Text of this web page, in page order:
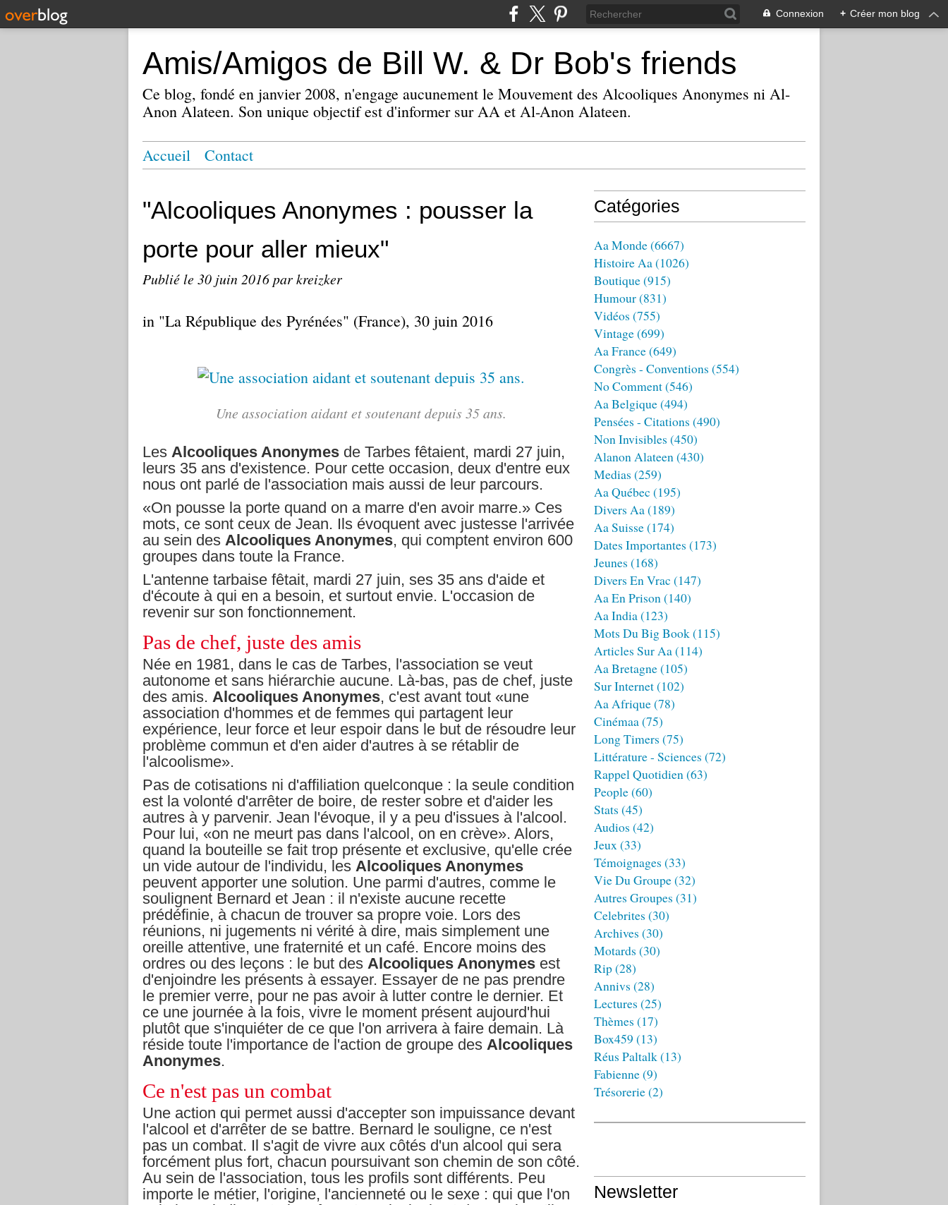
Connexion + Créer mon blog
Amis/Amigos de Bill W. & Dr Bob's friends
Ce blog, fondé en janvier 2008, n'engage aucunement le Mouvement des Alcooliques Anonymes ni Al-
Anon Alateen. Son unique objectif est d'informer sur AA et Al-Anon Alateen.
Accueil Contact
"Alcooliques Anonymes : pousser la
porte pour aller mieux"
Publié le 30 juin 2016par kreizker
in "La République des Pyrénées" (France), 30 juin 2016
Une association aidant et soutenant depuis 35 ans.
Les Alcooliques Anonymes de Tarbes fêtaient, mardi 27 juin,
leurs 35 ans d'existence. Pour cette occasion, deux d'entre eux
nous ont parlé de l'association mais aussi de leur parcours.
«On pousse la porte quand on a marre d'en avoir marre.» Ces
mots, ce sont ceux de Jean. Ils évoquent avec justesse l'arrivée
au sein des Alcooliques Anonymes, qui comptent environ 600
groupes dans toute la France.
L'antenne tarbaise fêtait, mardi 27 juin, ses 35 ans d'aide et
d'écoute à qui en a besoin, et surtout envie. L'occasion de
revenir sur son fonctionnement.
Pas de chef, juste des amis
Née en 1981, dans le cas de Tarbes, l'association se veut
autonome et sans hiérarchie aucune. Là-bas, pas de chef, juste
des amis. Alcooliques Anonymes, c'est avant tout «une
association d'hommes et de femmes qui partagent leur
expérience, leur force et leur espoir dans le but de résoudre leur
problème commun et d'en aider d'autres à se rétablir de
l'alcoolisme».
Pas de cotisations ni d'affiliation quelconque : la seule condition
est la volonté d'arrêter de boire, de rester sobre et d'aider les
autres à y parvenir. Jean l'évoque, il y a peu d'issues à l'alcool.
Pour lui, «on ne meurt pas dans l'alcool, on en crève». Alors,
quand la bouteille se fait trop présente et exclusive, qu'elle crée
un vide autour de l'individu, les Alcooliques Anonymes
peuvent apporter une solution. Une parmi d'autres, comme le
soulignent Bernard et Jean : il n'existe aucune recette
prédéfinie, à chacun de trouver sa propre voie. Lors des
réunions, ni jugements ni vérité à dire, mais simplement une
oreille attentive, une fraternité et un café. Encore moins des
ordres ou des leçons : le but des Alcooliques Anonymes est
d'enjoindre les présents à essayer. Essayer de ne pas prendre
le premier verre, pour ne pas avoir à lutter contre le dernier. Et
ce une journée à la fois, vivre le moment présent aujourd'hui
plutôt que s'inquiéter de ce que l'on arrivera à faire demain. Là
réside toute l'importance de l'action de groupe des Alcooliques
Anonymes.
Ce n'est pas un combat
Une action qui permet aussi d'accepter son impuissance devant
l'alcool et d'arrêter de se battre. Bernard le souligne, ce n'est
pas un combat. Il s'agit de vivre aux côtés d'un alcool qui sera
forcément plus fort, chacun poursuivant son chemin de son côté.
Au sein de l'association, tous les profils sont différents. Peu
importe le métier, l'origine, l'ancienneté ou le sexe : qui que l'on
Catégories
Aa Monde(6667)
Histoire Aa(1026)
Boutique(915)
Humour(831)
Vidéos (755)
Vintage(699)
Aa France(649)
Congrès - Conventions (554)
No Comment(546)
Aa Belgique(494)
Pensées - Citations (490)
Non Invisibles (450)
Alanon Alateen(430)
Medias (259)
Aa Québec (195)
Divers Aa(189)
Aa Suisse(174)
Dates Importantes (173)
Jeunes (168)
Divers En Vrac (147)
Aa En Prison(140)
Aa India(123)
Mots Du Big Book(115)
Articles Sur Aa(114)
Aa Bretagne(105)
Sur Internet(102)
Aa Afrique(78)
Cinémaa(75)
Long Timers (75)
Littérature - Sciences (72)
Rappel Quotidien(63)
People(60)
Stats (45)
Audios (42)
Jeux(33)
Témoignages (33)
Vie Du Groupe(32)
Autres Groupes (31)
Celebrites (30)
Archives (30)
Motards (30)
Rip(28)
Annivs (28)
Lectures (25)
Thèmes (17)
Box459 (13)
Réus Paltalk(13)
Fabienne(9)
Trésorerie(2)
Newsletter